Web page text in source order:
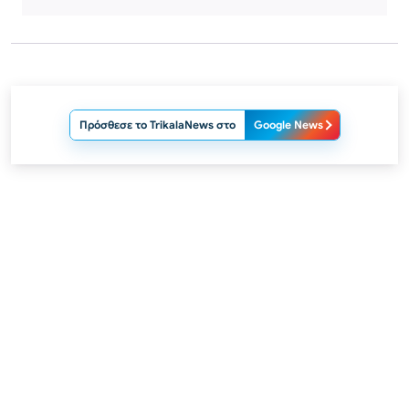
Πρόσθεσε το TrikalaNews στο Google News